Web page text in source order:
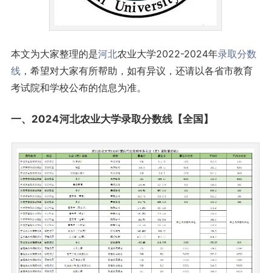
本文为大家整理的是河北农业大学2022-2024年录取分数
线，希望对大家有所帮助，如有异议，还请以各省市教育
考试院和学校公布的信息为准。
一、2024河北农业大学录取分数线【全国】